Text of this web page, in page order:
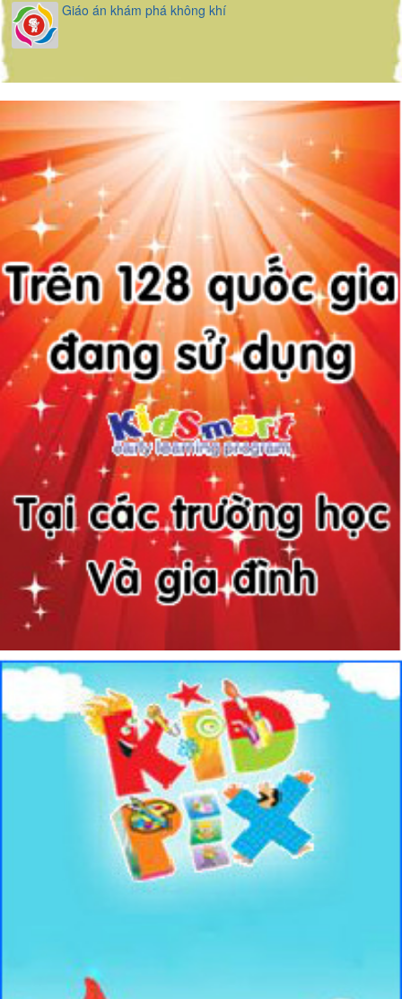
Giáo án khám phá không khí